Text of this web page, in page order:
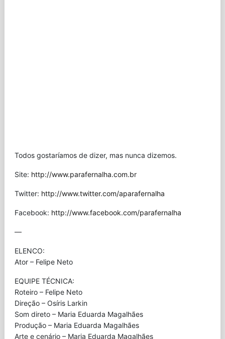
Todos gostaríamos de dizer, mas nunca dizemos.
Site: http://www.parafernalha.com.br
Twitter: http://www.twitter.com/aparafernalha
Facebook: http://www.facebook.com/parafernalha
—
ELENCO:
Ator – Felipe Neto
EQUIPE TÉCNICA:
Roteiro – Felipe Neto
Direção – Osíris Larkin
Som direto – Maria Eduarda Magalhães
Produção – Maria Eduarda Magalhães
Arte e cenário – Maria Eduarda Magalhães